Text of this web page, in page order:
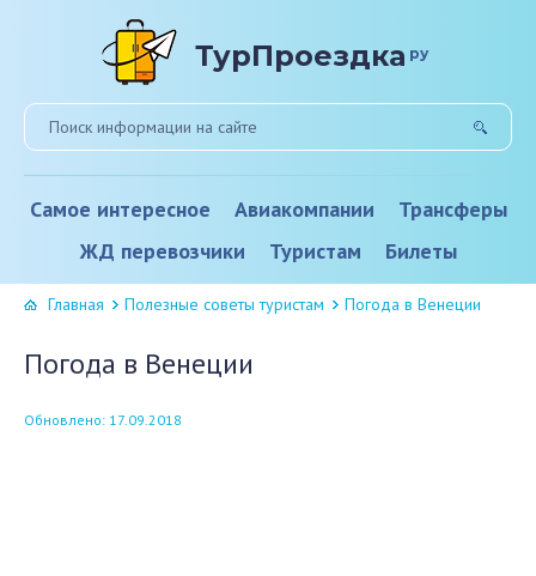
ТурПроездка ру
Самое интересное Авиакомпании
Трансферы
ЖД перевозчики
Туристам Билеты
Главная Полезные советы туристам Погода в Венеции
Погода в Венеции
Обновлено: 17.09.2018